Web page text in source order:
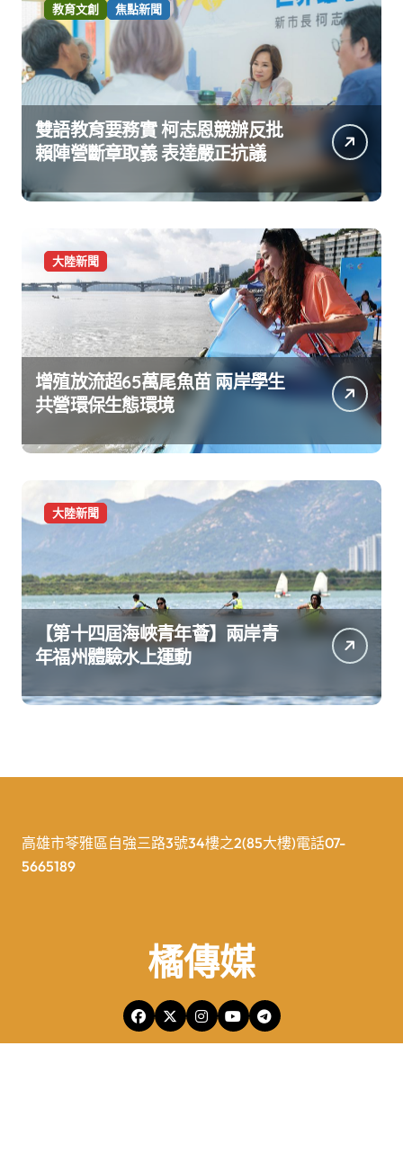
教育文創 焦點新聞
雙語教育要務實 柯志恩競辦反批
賴陣營斷章取義 表達嚴正抗議
大陸新聞
增殖放流超65萬尾魚苗 兩岸學生
共營環保生態環境
大陸新聞
【第十四屆海峽青年薈】兩岸青
年福州體驗水上運動
高雄市苓雅區自強三路3號34樓之2(85大樓)電話07-
5665189
橘傳媒